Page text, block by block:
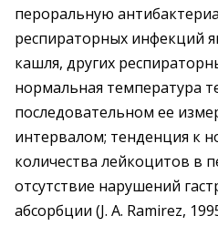
пероральную
респираторных инфекций
кашля, других
нормальная температура
последовательном ее
интервалом; тенденция к
количества лейкоцитов в
отсутствие нарушений
абсорбции (J. A. Ramirez,